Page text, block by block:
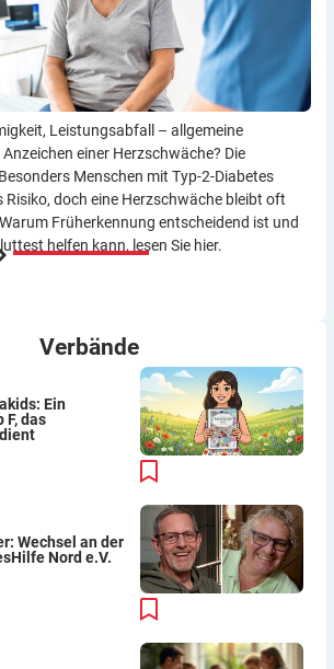
Leistungsabfall – allgemeine
einer Herzschwäche? Die
Menschen mit Typ-2-Diabetes
Risiko, doch eine Herzschwäche bleibt oft
Früherkennung entscheidend ist und
helfen kann, lesen Sie hier.
Verbände
Ein
F, das
Wechsel an der
Nord e.V.